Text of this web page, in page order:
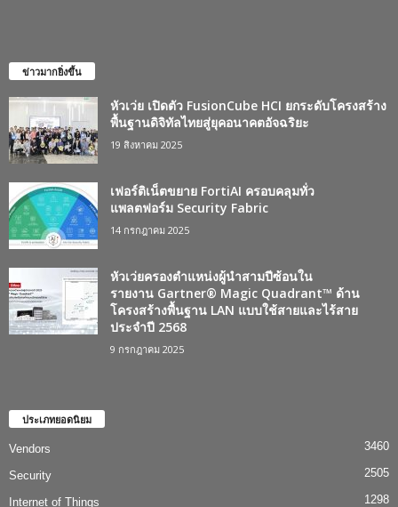
ข่าวมากยิ่งขึ้น
หัวเว่ย เปิดตัว FusionCube HCI ยกระดับโครงสร้าง
พื้นฐานดิจิทัลไทยสู่ยุคอนาคตอัจฉริยะ
19 สิงหาคม 2025
เฟอร์ติเน็ตขยาย FortiAI ครอบคลุมทั่ว
แพลตฟอร์ม Security Fabric
14 กรกฎาคม 2025
หัวเว่ยครองตำแหน่งผู้นำสามปีซ้อนใน
รายงาน Gartner® Magic Quadrant™ ด้าน
โครงสร้างพื้นฐาน LAN แบบใช้สายและไร้สาย
ประจำปี 2568
9 กรกฎาคม 2025
ประเภทยอดนิยม
Vendors 3460
Security 2505
Internet of Things 1298